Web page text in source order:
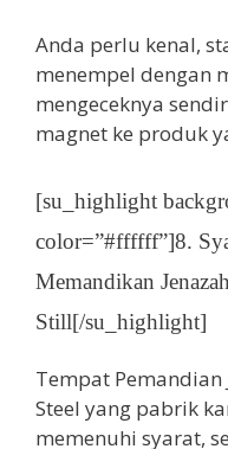
Anda perlu kenal,
menempel dengan
mengeceknya
magnet ke produk
[su_highlight
color=”#ffffff”]8.
Memandikan
Still[/su_highlight]
Tempat Pemandian
Steel yang pabrik
memenuhi syarat,